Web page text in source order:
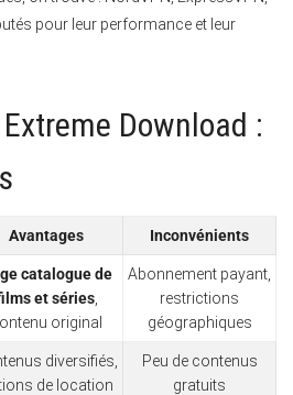
pour leur performance et leur
Download :
Avantages Inconvénients
catalogue de
et séries,
original
Abonnement payant,
restrictions
géographiques
diversifiés,
de location
Peu de contenus
gratuits